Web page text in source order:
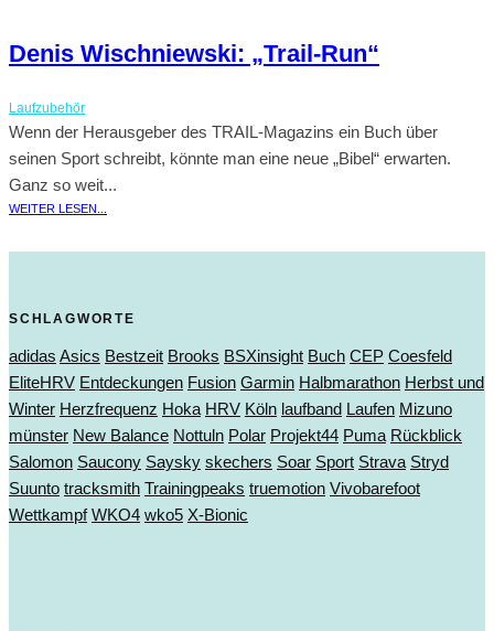
Denis Wischniewski: „Trail-Run“
Laufzubehör
Wenn der Herausgeber des TRAIL-Magazins ein Buch über
seinen Sport schreibt, könnte man eine neue „Bibel“ erwarten.
Ganz so weit...
WEITER LESEN...
SCHLAGWORTE
adidas Asics Bestzeit Brooks BSXinsight Buch CEP Coesfeld
EliteHRV Entdeckungen Fusion Garmin Halbmarathon Herbst und
Winter Herzfrequenz Hoka HRV Köln laufband Laufen Mizuno
münster New Balance Nottuln Polar Projekt44 Puma Rückblick
Salomon Saucony Saysky skechers Soar Sport Strava Stryd
Suunto tracksmith Trainingpeaks truemotion Vivobarefoot
Wettkampf WKO4 wko5 X-Bionic